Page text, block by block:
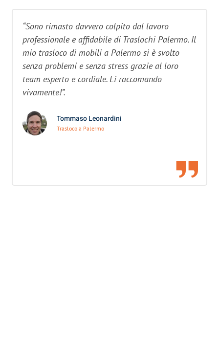
“Sono rimasto davvero colpito dal lavoro
professionale e affidabile di Traslochi Palermo. Il
mio trasloco di mobili a Palermo si è svolto
senza problemi e senza stress grazie al loro
team esperto e cordiale. Li raccomando
vivamente!”.
Tommaso Leonardini
Trasloco a Palermo